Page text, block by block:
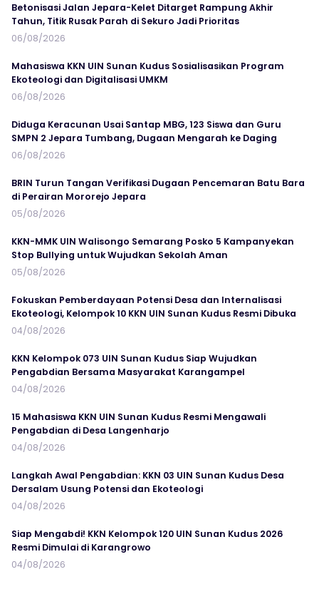
Betonisasi Jalan Jepara-Kelet Ditarget Rampung Akhir
Tahun, Titik Rusak Parah di Sekuro Jadi Prioritas
06/08/2026
Mahasiswa KKN UIN Sunan Kudus Sosialisasikan Program
Ekoteologi dan Digitalisasi UMKM
06/08/2026
Diduga Keracunan Usai Santap MBG, 123 Siswa dan Guru
SMPN 2 Jepara Tumbang, Dugaan Mengarah ke Daging
06/08/2026
BRIN Turun Tangan Verifikasi Dugaan Pencemaran Batu Bara
di Perairan Mororejo Jepara
05/08/2026
KKN-MMK UIN Walisongo Semarang Posko 5 Kampanyekan
Stop Bullying untuk Wujudkan Sekolah Aman
05/08/2026
Fokuskan Pemberdayaan Potensi Desa dan Internalisasi
Ekoteologi, Kelompok 10 KKN UIN Sunan Kudus Resmi Dibuka
04/08/2026
KKN Kelompok 073 UIN Sunan Kudus Siap Wujudkan
Pengabdian Bersama Masyarakat Karangampel
04/08/2026
15 Mahasiswa KKN UIN Sunan Kudus Resmi Mengawali
Pengabdian di Desa Langenharjo
04/08/2026
Langkah Awal Pengabdian: KKN 03 UIN Sunan Kudus Desa
Dersalam Usung Potensi dan Ekoteologi
04/08/2026
Siap Mengabdi! KKN Kelompok 120 UIN Sunan Kudus 2026
Resmi Dimulai di Karangrowo
04/08/2026